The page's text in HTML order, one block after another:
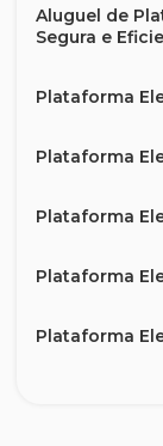
Aluguel de
Segura e
Plataforma
Plataforma
Plataforma
Plataforma
Plataforma